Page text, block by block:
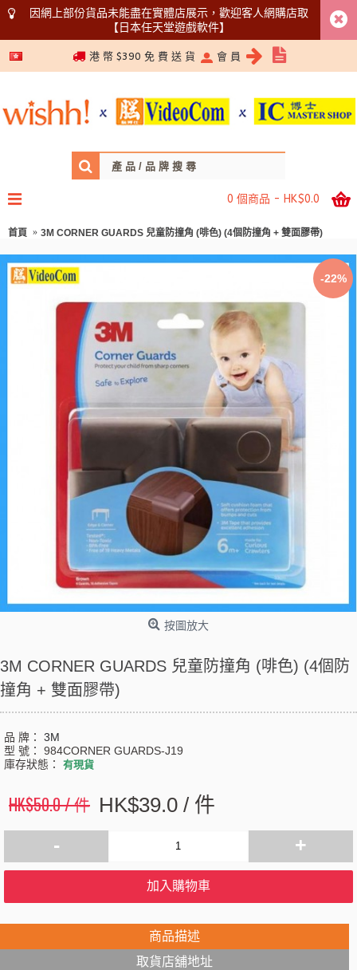
因網上部份貨品未能盡在實體店展示，歡迎客人網購店取
【日本任天堂遊戲軟件】
5366 1340
港 幣 $390 免 費 送 貨 會 員
0 個商品 - HK$0.0
首頁 3M CORNER GUARDS 兒童防撞角 (啡色) (4個防撞角 + 雙面膠帶)
-22%
按圖放大
3M CORNER GUARDS 兒童防撞角 (啡色) (4個防
撞角 + 雙面膠帶)
品 牌： 3M
型 號： 984CORNER GUARDS-J19
庫存狀態： 有現貨
HK$50.0 / 件 HK$39.0 / 件
- +
加入購物車
商品描述
取貨店舖地址